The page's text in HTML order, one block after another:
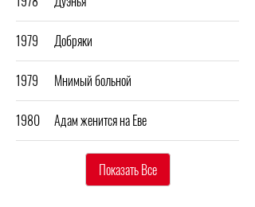
1979 Добряки
1979 Мнимый больной
1980 Адам женится на Еве
Показать Все